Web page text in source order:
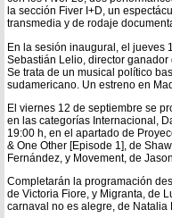
la sección Fiver I+D, un
transmedia y de rodaje
En la sesión inaugural, el jueves
Sebastián Lelio, director
Se trata de un musical político
sudamericano. Un estreno en
El viernes 12 de septiembre se
en las categorías Internacional,
19:00 h, en el apartado de
& One Other [Episode 1], de
Fernández, y Movement, de
Completarán la programación
de Victoria Fiore, y Migranta, de
carnaval no es alegre, de Natalia